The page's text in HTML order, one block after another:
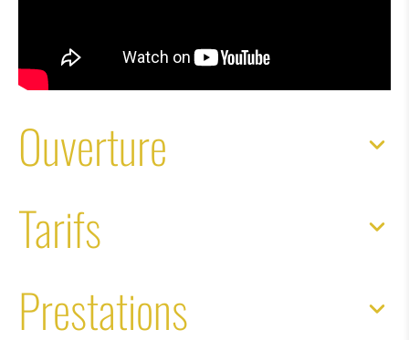
Ouverture
Tarifs
Prestations